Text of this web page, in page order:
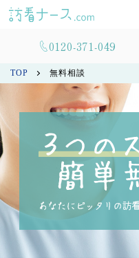
0120-371-049
TOP 無料相談